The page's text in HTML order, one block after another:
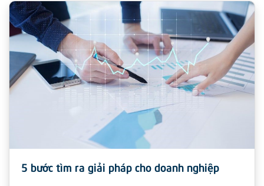
5 bước tìm ra giải pháp cho doanh nghiệp